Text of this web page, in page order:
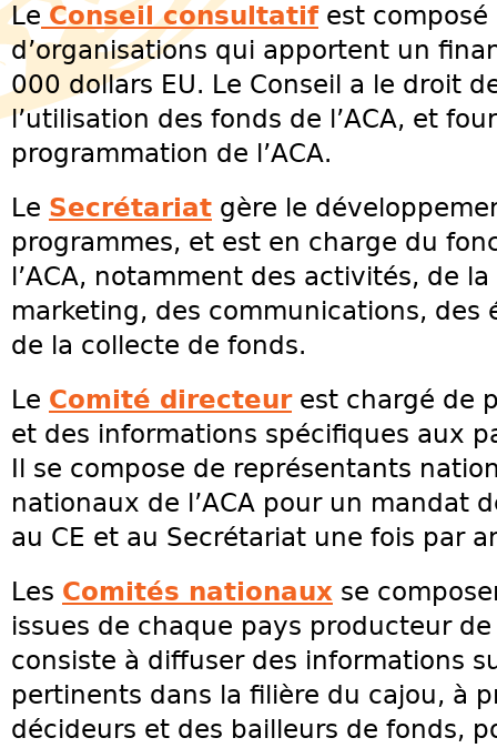
Le Conseil consultatifest composé
d’organisations qui apportent un
000 dollars EU. Le Conseil a le droit
l’utilisation des fonds de l’ACA, et
programmation de l’ACA.
Le Secrétariat gère le
programmes, et est en charge du
l’ACA, notamment des activités, de
marketing, des communications, des
de la collecte de fonds.
Le Comité directeurest chargé de
et des informations spécifiques aux
Il se compose de représentants
nationaux de l’ACA pour un mandat
au CE et au Secrétariat une fois par
Les Comités nationaux se
issues de chaque pays producteur
consiste à diffuser des informations
pertinents dans la filière du cajou, à
décideurs et des bailleurs de fonds,